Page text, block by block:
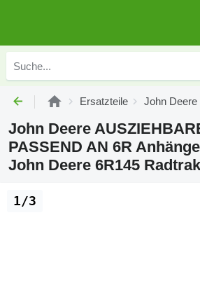
Ersatzteile John
John Deere
PASSEND AN 6R
John Deere 6R145
1/3